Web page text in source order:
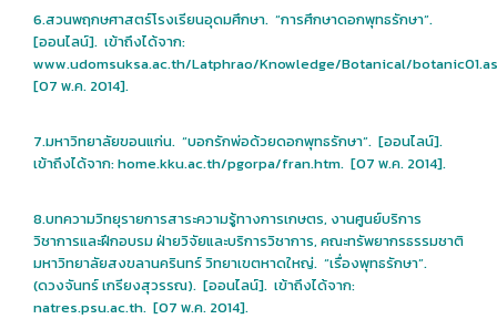
6.สวนพฤกษศาสตร์โรงเรียนอุดมศึกษา. “การศึกษาดอกพุทธรักษา”.
[ออนไลน์]. เข้าถึงได้จาก:
www.udomsuksa.ac.th/Latphrao/Knowledge/Botanical/
[07 พ.ค. 2014].
7.มหาวิทยาลัยขอนแก่น. “บอกรักพ่อด้วยดอกพุทธรักษา”. [ออนไลน์].
เข้าถึงได้จาก: home.kku.ac.th/pgorpa/fran.htm. [07 พ.ค. 2014].
8.บทความวิทยุรายการสาระความรู้ทางการเกษตร, งานศูนย์บริการ
วิชาการและฝึกอบรม ฝ่ายวิจัยและบริการวิชาการ, คณะทรัพยากรธรรมชาติ
มหาวิทยาลัยสงขลานครินทร์ วิทยาเขตหาดใหญ่. “เรื่องพุทธรักษา”.
(ดวงจันทร์ เกรียงสุวรรณ). [ออนไลน์]. เข้าถึงได้จาก:
natres.psu.ac.th. [07 พ.ค. 2014].